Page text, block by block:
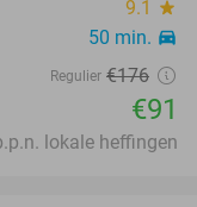
9.1 star
50 min. directions_car
Regulier €176
€91
lokale heffingen